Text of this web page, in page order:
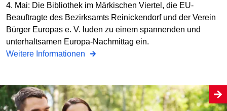
4. Mai: Die Bibliothek im Märkischen Viertel, die EU-
Beauftragte des Bezirksamts Reinickendorf und der Verein
Bürger Europas e. V. luden zu einem spannenden und
unterhaltsamen Europa-Nachmittag ein.
Weitere Informationen